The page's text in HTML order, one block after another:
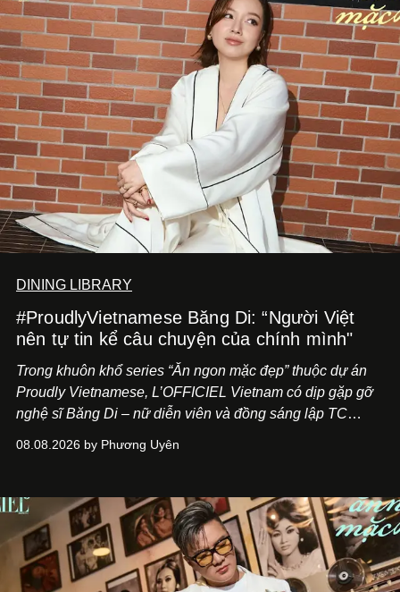
DINING LIBRARY
#ProudlyVietnamese Băng Di: “Người Việt
nên tự tin kể câu chuyện của chính mình"
Trong khuôn khổ series “Ăn ngon mặc đẹp” thuộc dự án
Proudly Vietnamese, L’OFFICIEL Vietnam có dịp gặp gỡ
nghệ sĩ Băng Di – nữ diễn viên và đồng sáng lập TC
Kitchen Bar và SALEM tại TP.HCM.
08.08.2026 by Phương Uyên